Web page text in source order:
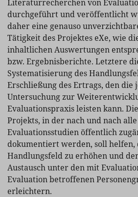
Literaturrecherchen von
durchgeführt und veröffentlicht
daher eine genauso
Tätigkeit des Projektes eXe, wie
inhaltlichen Auswertungen
bzw. Ergebnisberichte. Letztere
Systematisierung des
Erschließung des Ertrags, den die
Untersuchung zur
Evaluationspraxis leisten kann. Die
Projekts, in der nach und nach
Evaluationsstudien öffentlich
dokumentiert werden, soll helfen,
Handlungsfeld zu erhöhen und
Austausch unter den mit
Evaluation betroffenen
erleichtern.